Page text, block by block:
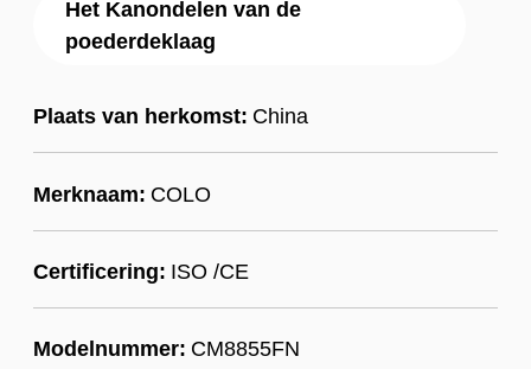
Het Kanondelen van de
poederdeklaag
Plaats van herkomst: China
Merknaam: COLO
Certificering: ISO /CE
Modelnummer: CM8855FN